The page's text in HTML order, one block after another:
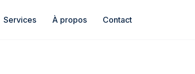
Services À propos Contact